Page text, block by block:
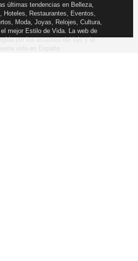
últimas tendencias en Belleza,
Hoteles, Restaurantes, Eventos,
Moda, Joyas, Relojes, Cultura,
mejor Estilo de Vida. La web de
por los amantes del lujo y la